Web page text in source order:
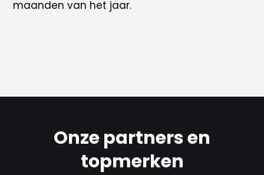
maanden van het jaar.
Onze partners en
topmerken